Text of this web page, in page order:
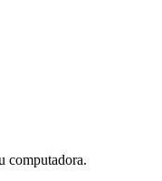
computadora.